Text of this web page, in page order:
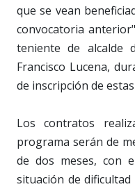
que se vean
convocatoria
teniente de alcalde
Francisco Lucena,
de inscripción de
Los contratos
programa serán de
de dos meses, con
situación de